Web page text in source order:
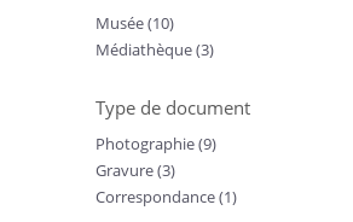
Musée (10)
Médiathèque (3)
Type de document
Photographie (9)
Gravure (3)
Correspondance (1)